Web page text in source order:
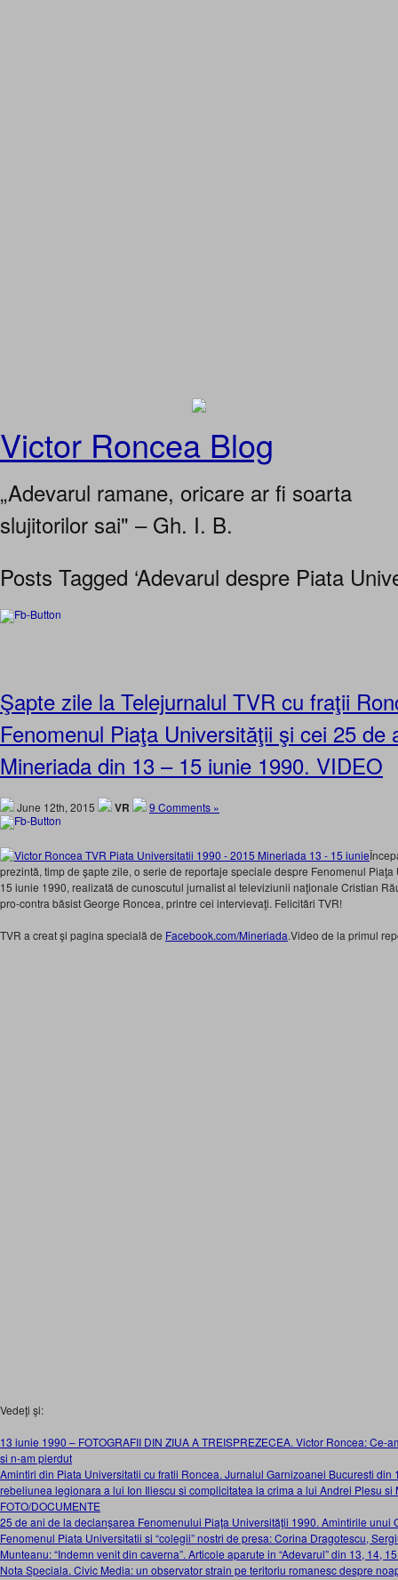
Victor Roncea Blog
„Adevarul ramane, oricare ar fi soarta
slujitorilor sai" – Gh. I. B.
Posts Tagged ‘Adevarul despre Piata
Şapte zile la Telejurnalul TVR cu fraţii
Fenomenul Piaţa Universităţii şi cei 25 de
Mineriada din 13 – 15 iunie 1990. VIDEO
June 12th, 2015 VR 9 Comments »
prezintă, timp de şapte zile, o serie de reportaje speciale despre Fenomenul
15 iunie 1990, realizată de cunoscutul jurnalist al televiziunii naţionale Cristian
pro-contra băsist George Roncea, printre cei intervievaţi. Felicitări TVR!
TVR a creat şi pagina specială de Facebook.com/Mineriada.Video de la primul
Vedeţi şi:
13 iunie 1990 – FOTOGRAFII DIN ZIUA A TREISPREZECEA. Victor Roncea: Ce-
si n-am pierdut
Amintiri din Piata Universitatii cu fratii Roncea. Jurnalul Garnizoanei Bucuresti din
rebeliunea legionara a lui Ion Iliescu si complicitatea la crima a lui Andrei Plesu si
FOTO/DOCUMENTE
25 de ani de la declanşarea Fenomenului Piaţa Universităţii 1990. Amintirile unui
Fenomenul Piata Universitatii si “colegii” nostri de presa: Corina Dragotescu,
Munteanu: “Indemn venit din caverna”. Articole aparute in “Adevarul” din 13, 14,
Nota Speciala. Civic Media: un observator strain pe teritoriu romanesc despre